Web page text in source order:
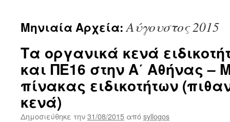
Μηνιαία Αρχεία:Αύγουστος 2015
Τα οργανικά κενά
και ΠΕ16 στην Α΄ Αθήνας –
πίνακας ειδικοτήτων
κενά)
Δημοσιεύθηκε την31/08/2015 απόsyllogos